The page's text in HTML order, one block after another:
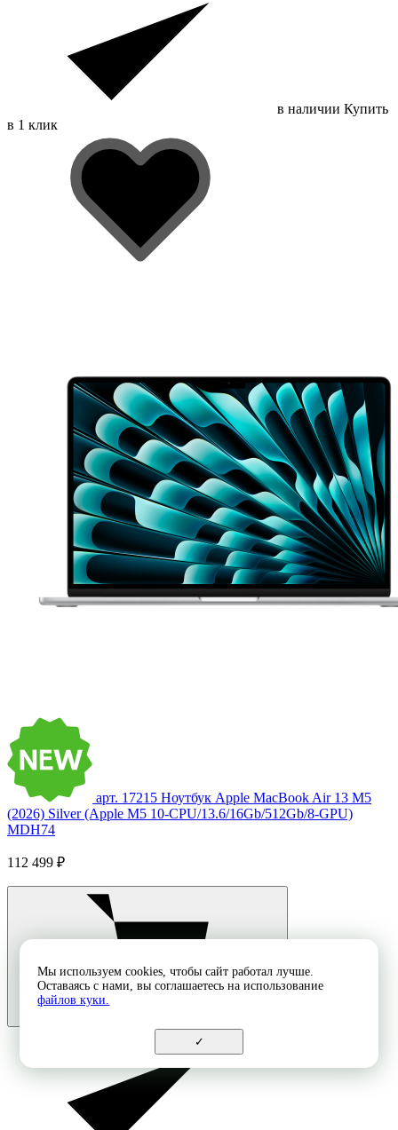
в наличии Купить
в 1 клик
арт. 17215 Ноутбук Apple MacBook Air 13 M5
(2026) Silver (Apple M5 10-CPU/13.6/16Gb/512Gb/8-GPU)
MDH74
112 499 ₽
Мы используем cookies, чтобы сайт работал лучше.
Оставаясь с нами, вы соглашаетесь на использование
файлов куки.
✓